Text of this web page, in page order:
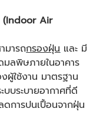
(Indoor Air
มารถกรองฝุ่น และ มี
ลพิษภายในอาคาร
ผู้ใช้งาน มาตรฐาน
บบระบายอากาศที่ดี
การปนเปื้อนจากฝุ่น